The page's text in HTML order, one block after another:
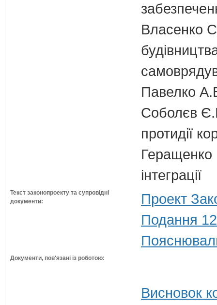
Власенко
Павелко
Соболєв
протидії
Геращенко
інтеграції
Текст законопроекту та супровідні
документи:
Проект
Подання
Документи, пов'язані із роботою:
Висновок